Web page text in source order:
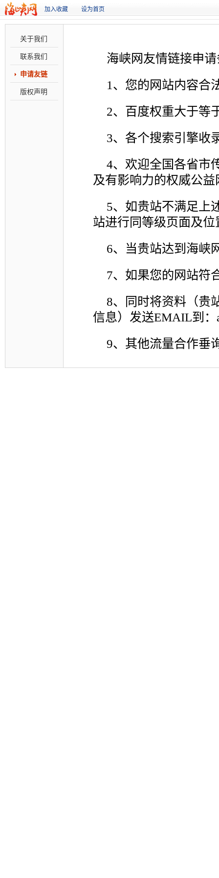
加入收藏 设为首页
关于我们
联系我们
申请友链
版权声明
海峡网友情链接申
1、您的网站内容合
2、百度权重大于等
3、各个搜索引擎收
4、欢迎全国各省市
及有影响力的权威公
5、如贵站不满足上
站进行同等级页面及位
6、当贵站达到海峡
7、如果您的网站符
8、同时将资料（贵
信息）发送EMAIL到：
9、其他流量合作垂